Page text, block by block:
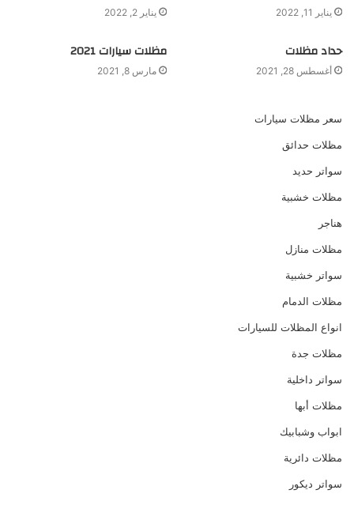
يناير 11, 2022 يناير 2, 2022
حداد مظلات
أغسطس 28, 2021
مظلات سيارات 2021
مارس 8, 2021
سعر مظلات سيارات
مظلات حدائق
سواتر حديد
مظلات خشبية
هناجر
مظلات منازل
سواتر خشبية
مظلات الدمام
انواع المظلات للسيارات
مظلات جدة
سواتر داخلية
مظلات أبها
ابواب وشبابيك
مظلات دائرية
سواتر ديكور